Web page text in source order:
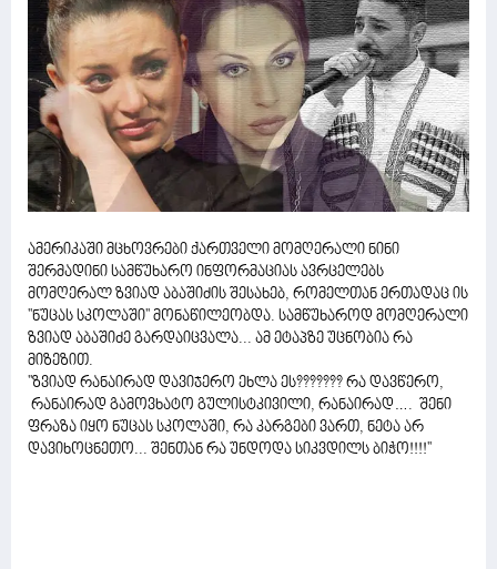
ამერიკაში მცხოვრები ქართველი მომღერალი ნინი
შერმადინი სამწუხარო ინფორმაციას ავრცელებს
მომღერალ ზვიად აბაშიძის შესახებ, რომელთან ერთადაც ის
''ნუცას სკოლაში'' მონაწილეობდა. სამწუხაროდ მომღერალი
ზვიად აბაშიძე გარდაიცვალა... ამ ეტაპზე უცნობია რა
მიზეზით.
''ზვიად რანაირად დავიჯერო ეხლა ეს??????? რა დავწერო,
რანაირად გამოვხატო გულისტკივილი, რანაირად…. შენი
ფრაზა იყო ნუცას სკოლაში, რა კარგები ვართ, ნეტა არ
დავიხოცნეთო... შენთან რა უნდოდა სიკვდილს ბიჭო!!!!''